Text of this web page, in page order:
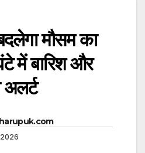
मौसम का
में बारिश और